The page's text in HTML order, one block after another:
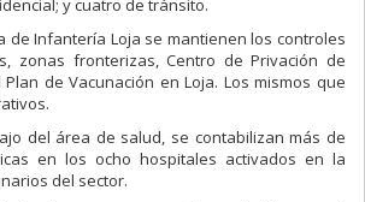
y cuatro de tránsito.
de Infantería Loja se mantienen los controles
zonas fronterizas, Centro de Privación de
de Vacunación en Loja. Los mismos que
del área de salud, se contabilizan más de
en los ocho hospitales activados en la
del sector.